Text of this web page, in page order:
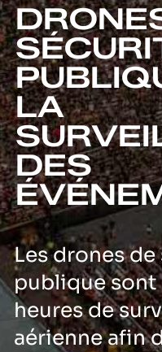
LA
DES
Les drones
publique sont
heures de
aérienne afin